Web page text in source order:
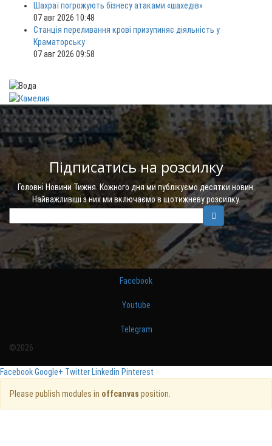
Шахраї погрожують бізнесу атаками «шахедів»
07 авг 2026 10:48
Станція переливання крові призупиняє діяльність у
Краматорську
07 авг 2026 09:58
Підписатись на розсилку
Головні Новини Тижня. Кожного дня ми публікуємо десятки новин.
Найважливіші з них ми включаємо в щотижневу розсилку.
Facebook
Youtube
Telegram
©2026
FacebookGoogle+ Twitter Linkedin Pinterest
Please publish modules in offcanvas position.